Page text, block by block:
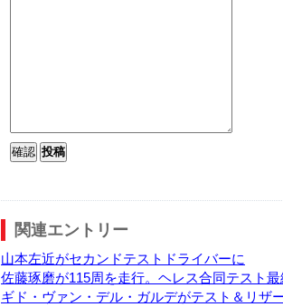
関連エントリー
山本左近がセカンドテストドライバーに
佐藤琢磨が115周を走行。ヘレス合同テスト
ギド・ヴァン・デル・ガルデがテスト＆リザ